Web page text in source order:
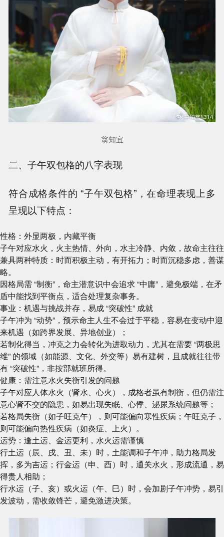
翁知宜
二、子午双包格的八字表现
符合成格条件的 “子午双包格”，在命理表现上多
呈现以下特点：
性格：外显两极，内藏平衡
子午对应水火，火主热情、外向，水主冷静、内敛，故命主往往
兼具两种特质：时而积极主动，有开拓力；时而沉稳多虑，善谋
略。
因格局需 “制衡”，命主潜意识中会追求 “中庸”，避免极端，在矛
盾中能找到平衡点，适合处理复杂事务。
事业：机遇与挑战并存，易成 “突破性” 成就
子午冲为 “动势”，预示命主人生不会过于平稳，容易在变动中迎
来机遇（如跨界发展、异地创业）；
若制化得当，冲克之力会转化为进取动力，尤其在需要 “两极思
维” 的领域（如能源、文化、外交等）易有建树，且成就往往带
有 “突破性”，非按部就班所得。
健康：需注意水火失衡引发的问题
子午对应人体水火（肾水、心火），成格者虽有制衡，但仍需注
意心肾不交的隐患，如易出现失眠、心悸、泌尿系统问题等；
若格局失衡（如子旺克午），则可能偏向寒性疾病；午旺克子，
则可能偏向热性疾病（如炎症、上火）。
运势：逢土运、金运更利，水火运需谨慎
行土运（辰、戌、丑、未）时，土能调和子午冲，助力格局发
挥，多为吉运；行金运（申、酉）时，通关水火，形成流通，易
得贵人相助；
行水运（子、亥）或火运（午、巳）时，会加剧子午冲势，易引
发波动，需收敛锋芒，避免激进决策。